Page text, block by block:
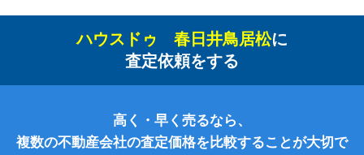
ハウスドゥ 春日井鳥居松に
査定依頼をする
高く・早く売るなら、
複数の不動産会社の査定価格を比較することが大切で